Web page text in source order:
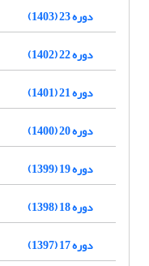
دوره 23 (1403)
دوره 22 (1402)
دوره 21 (1401)
دوره 20 (1400)
دوره 19 (1399)
دوره 18 (1398)
دوره 17 (1397)